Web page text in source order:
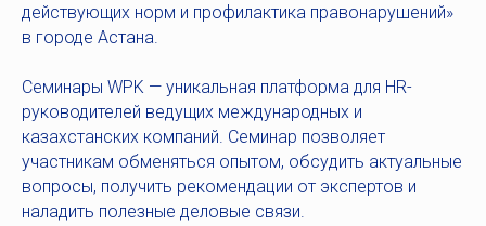
действующих норм и профилактика правонарушений»
в городе Астана.
Семинары WPK — уникальная платформа для HR-
руководителей ведущих международных и
казахстанских компаний. Семинар позволяет
участникам обменяться опытом, обсудить актуальные
вопросы, получить рекомендации от экспертов и
наладить полезные деловые связи.